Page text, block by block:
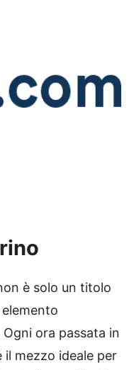
è solo un titolo
ora passata in
il mezzo ideale per